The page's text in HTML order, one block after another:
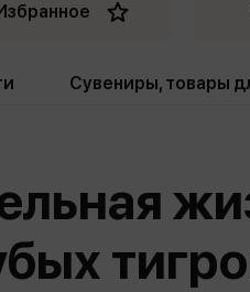
Сувениры, товары
Пакеты
Фототовары